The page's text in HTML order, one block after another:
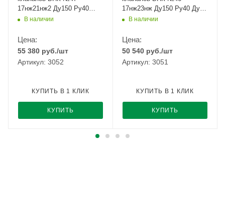
17нж21нж2 Ду150 Ру40
Ду1-200 Ру1-16
В наличии
Цена:
55 380 руб./шт
Артикул: 3052
КУПИТЬ
КУПИТЬ В 1 КЛИК
17нж23нж Ду150 Ру40 Ду1-
200 Ру1-16
В наличии
Цена:
50 540 руб./шт
Артикул: 3051
КУПИТЬ
КУПИТЬ В 1 КЛИК